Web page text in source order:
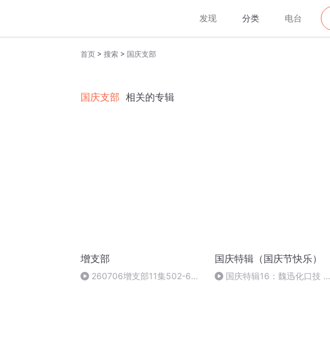
发现 分类 电台
首页 > 搜索 > 国庆支部
国庆支部 相关的专辑
增支部
260706增支部11集502-671
国庆特辑（国庆节快乐）
国庆特辑16：魏迅化口技 二